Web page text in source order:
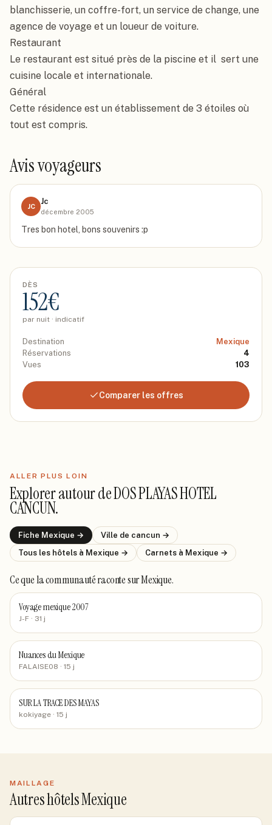
blanchisserie, un coffre-fort, un service de change, une
agence de voyage et un loueur de voiture.
Restaurant
Le restaurant est situé près de la piscine et il  sert une
cuisine locale et internationale.
Général
Cette résidence est un établissement de 3 étoiles où
tout est compris.
Avis voyageurs
JC
Jc
décembre 2005
Tres bon hotel, bons souvenirs :p
DÈS
152€
par nuit · indicatif
Destination
Mexique
Réservations
4
Vues
103
Comparer les offres
ALLER PLUS LOIN
Explorer autour deDOS PLAYAS HOTEL
CANCUN.
Fiche Mexique → Ville de cancun →
Tous les hôtels à Mexique → Carnets à Mexique →
Ce que la communauté racontesur Mexique.
Voyage mexique 2007
J-F · 31 j
Nuances du Mexique
FALAISE08 · 15 j
SUR LA TRACE DES MAYAS
kokiyage · 15 j
MAILLAGE
Autres hôtels Mexique